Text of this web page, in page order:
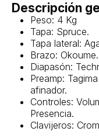
Descripción
Peso: 4 Kg
Tapa: Spruce.
Tapa lateral:
Brazo: Okoume.
Diapasón:
Preamp:
afinador.
Controles:
Presencia.
Clavijeros: